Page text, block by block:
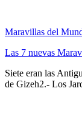
Maravillas del
Las 7 nuevas
Siete eran las
de Gizeh2.- Los